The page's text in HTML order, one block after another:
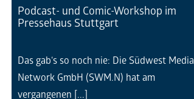
Podcast- und Comic-Workshop im
Pressehaus Stuttgart
Das gab‘s so noch nie: Die Südwest Media
Network GmbH (SWM.N) hat am
vergangenen [...]